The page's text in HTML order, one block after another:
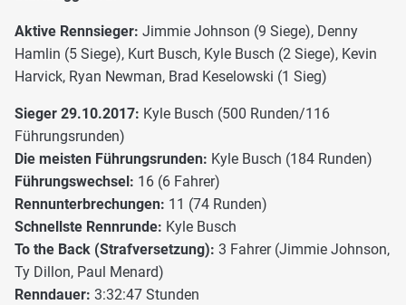
Aktive Rennsieger: Jimmie Johnson (9 Siege), Denny
Hamlin (5 Siege), Kurt Busch, Kyle Busch (2 Siege), Kevin
Harvick, Ryan Newman, Brad Keselowski (1 Sieg)
Sieger 29.10.2017: Kyle Busch (500 Runden/116
Führungsrunden)
Die meisten Führungsrunden: Kyle Busch (184 Runden)
Führungswechsel: 16 (6 Fahrer)
Rennunterbrechungen: 11 (74 Runden)
Schnellste Rennrunde: Kyle Busch
To the Back (Strafversetzung): 3 Fahrer (Jimmie Johnson,
Ty Dillon, Paul Menard)
Renndauer: 3:32:47 Stunden